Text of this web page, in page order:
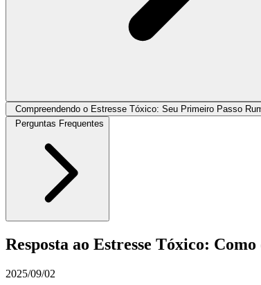
Compreendendo o Estresse Tóxico: Seu Primeiro Passo
Perguntas Frequentes
Resposta ao Estresse Tóxico:
2025/09/02